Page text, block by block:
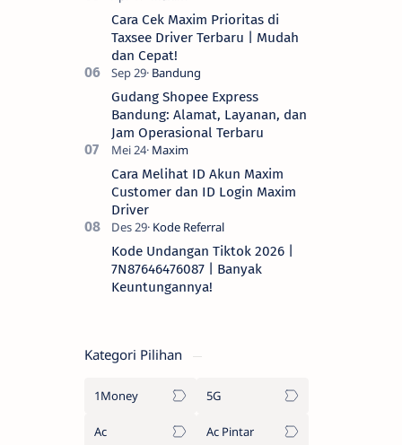
Cara Cek Maxim Prioritas di
Taxsee Driver Terbaru | Mudah
dan Cepat!
Gudang Shopee Express
Bandung: Alamat, Layanan, dan
Jam Operasional Terbaru
Cara Melihat ID Akun Maxim
Customer dan ID Login Maxim
Driver
Kode Undangan Tiktok 2026 |
7N87646476087 | Banyak
Keuntungannya!
Kategori Pilihan
1Money 5G
Ac Ac Pintar